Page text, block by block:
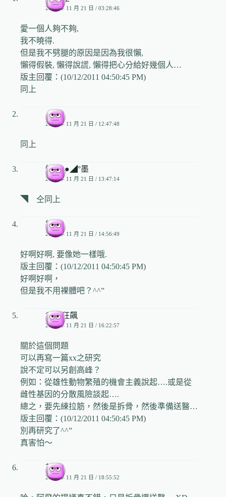
2006 年 11 月 21 日 / 03:28:46
愛一個人夠不夠,
我不曉得.
但是我不劈腿的原因是因為我很懶,
懶得假裝, 懶得說謊, 懶得把心分給好幾個人…
版主回覆：(10/12/2011 04:50:45 PM)
同上
小兒
2006 年 11 月 21 日 / 12:47:48
同上
惜°◣●◢°墨
2006 年 11 月 21 日 / 13:47:14
◥ 仝同上
撲朔
2006 年 11 月 21 日 / 14:56:49
好啊好啊, 要像她一樣哦.
版主回覆：(10/12/2011 04:50:45 PM)
好啊好啊，
但是我不用裸體吧？^^”
聿馬狂飆
2006 年 11 月 21 日 / 16:22:57
關於這個問題
可以再寫一篇xx之研究
說不定可以另創高峰？
例如：從雄性動物繁殖的機會主義說起….或是從
雌性基因的分散風險談起….
總之，要先練拉筋，然後是拆骨，然後準備送醫…
版主回覆：(10/12/2011 04:50:45 PM)
別再研究了^^”
真害怕～
芙瑩
2006 年 11 月 21 日 / 18:55:52